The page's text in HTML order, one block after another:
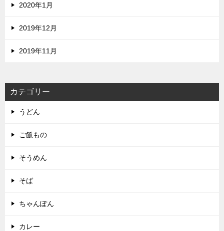
2020年1月
2019年12月
2019年11月
カテゴリー
うどん
ご飯もの
そうめん
そば
ちゃんぽん
カレー